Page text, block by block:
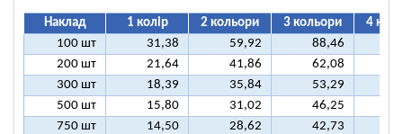
Наклад 1 колір 2 кольори 3 кольори
4
100 шт
31,38 59,92 88,46
200 шт
21,64 41,86 62,08
300 шт
18,39 35,84 53,29
500 шт
15,80 31,02 46,25
750 шт
14,50 28,62 42,73